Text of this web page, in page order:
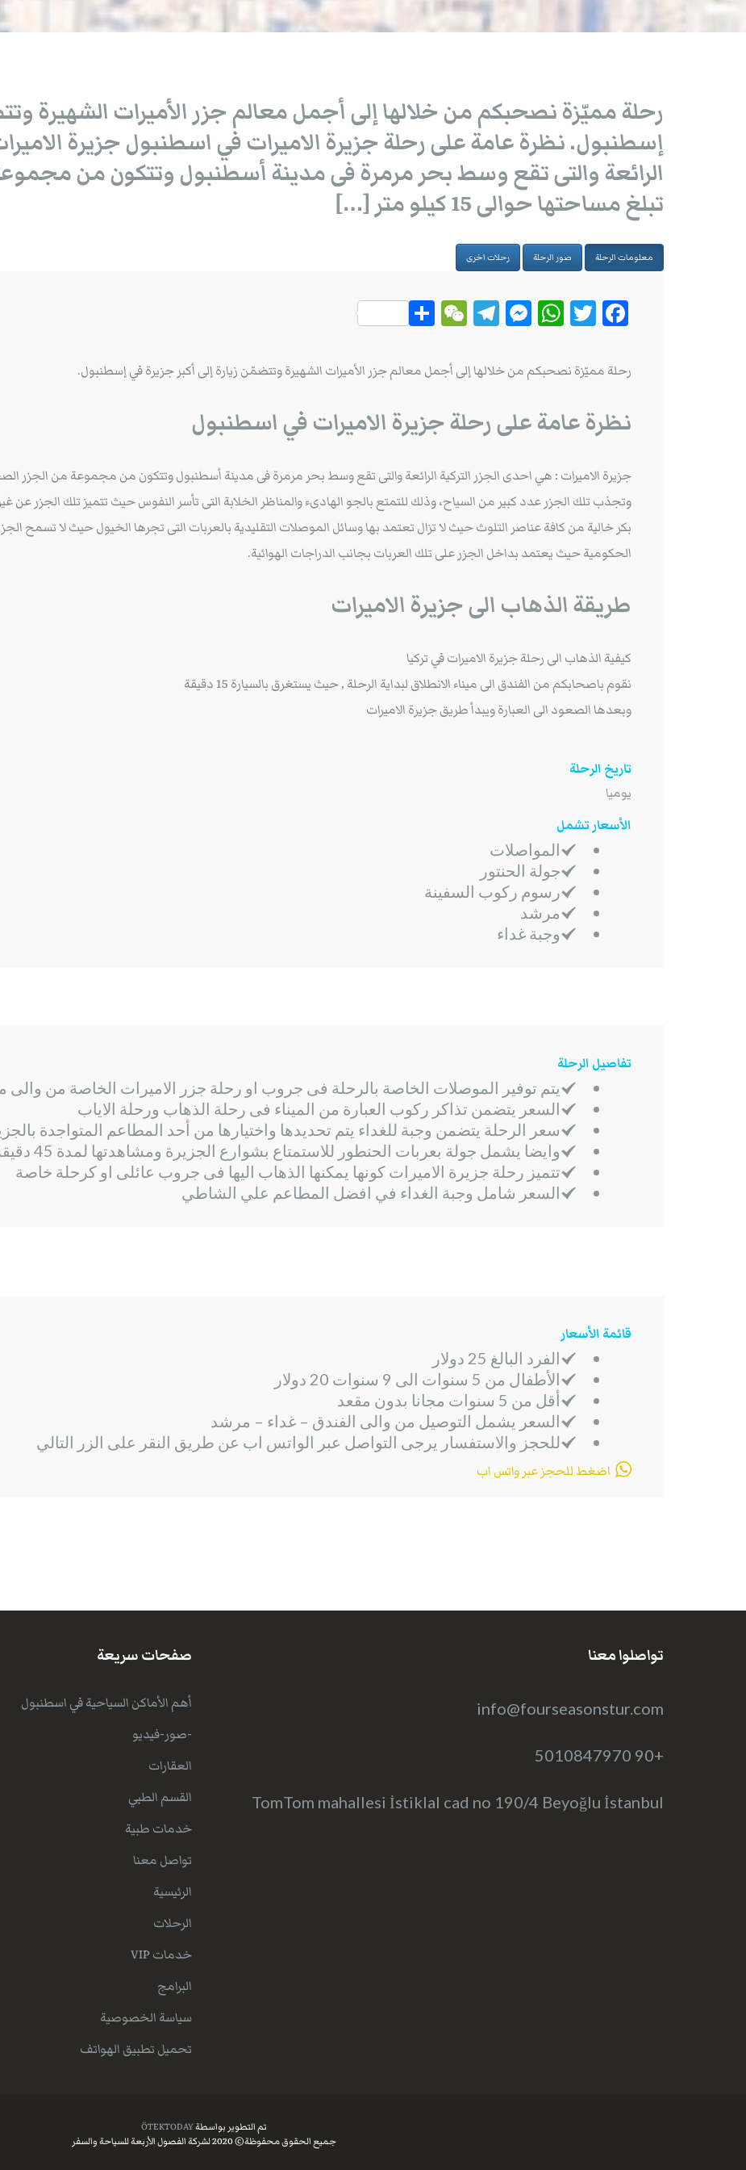
رحلة مميّزة نصحبكم من خلالها إلى أجمل معالم جزر الأميرات الشهيرة
إسطنبول. نظرة عامة على رحلة جزيرة الاميرات في اسطنبول جزيرة
الرائعة والتى تقع وسط بحر مرمرة فى مدينة أسطنبول وتتكون من
تبلغ مساحتها حوالى 15 كيلو متر […]
معلومات الرحلة صور الرحلة رحلات اخرى
Fa
bo
T
tte
W
ts
Ap
p
M
en
r
Te
ra
W
ha
Sh
e
رحلة مميّزة نصحبكم من خلالها إلى أجمل معالم جزر الأميرات الشهيرة وتتضمّن زيارة إلى أكبر جزيرة في إسطنبول.
نظرة عامة على رحلة جزيرة الاميرات في اسطنبول
وتجذب تلك الجزر عدد كبير من السياح، وذلك للتمتع بالجو الهادىء والمناظر الخلابة التى تأسر النفوس حيث تتميز تلك الجزر عن
بكر خالية من كافة عناصر التلوث حيث لا تزال تعتمد بها وسائل الموصلات التقليدية بالعربات التى تجرها الخيول حيث لا تسمح الجزر
الحكومية حيث يعتمد بداخل الجزر على تلك العربات بجانب الدراجات الهوائية.
طريقة الذهاب الى جزيرة الاميرات
كيفية الذهاب الى رحلة جزيرة الاميرات في تركيا
نقوم باصحابكم من الفندق الى ميناء الانطلاق لبداية الرحلة , حيث يستغرق بالسيارة 15 دقيقة
وبعدها الصعود الى العبارة ويبدأ طريق جزيرة الاميرات
تاريخ الرحلة
يوميا
الأسعار تشمل
المواصلات
جولة الحنتور
رسوم ركوب السفينة
مرشد
وجبة غداء
تفاصيل الرحلة
يتم توفير الموصلات الخاصة بالرحلة فى جروب او رحلة جزر الاميرات الخاصة من والى
السعر يتضمن تذاكر ركوب العبارة من الميناء فى رحلة الذهاب ورحلة الاياب
سعر الرحلة يتضمن وجبة للغداء يتم تحديدها واختيارها من أحد المطاعم المتواجدة
وايضا يشمل جولة بعربات الحنطور للاستمتاع بشوارع الجزيرة ومشاهدتها لمدة 45 دقيقة
تتميز رحلة جزيرة الاميرات كونها يمكنها الذهاب اليها فى جروب عائلى او كرحلة خاصة
السعر شامل وجبة الغداء في افضل المطاعم علي الشاطي
قائمة الأسعار
الفرد البالغ 25 دولار
الأطفال من 5 سنوات الى 9 سنوات 20 دولار
أقل من 5 سنوات مجانا بدون مقعد
السعر يشمل التوصيل من والى الفندق – غداء – مرشد
للحجز والاستفسار يرجى التواصل عبر الواتس اب عن طريق النقر على الزر التالي
اضغط للحجز عبر واتس اب
صفحات سريعة
أهم الأماكن السياحية في اسطنبول
-صور-فيديو
العقارات
القسم الطبي
خدمات طبية
تواصل معنا
الرئيسية
الرحلات
خدمات VIP
البرامج
سياسة الخصوصية
تحميل تطبيق الهواتف
تواصلوا معنا
info@fourseasonstur.com
+90 5010847970
TomTom mahallesi İstiklal cad no 190/4 Beyoğlu İstanbul
تم التطوير بواسطةÖTEKTODAY
جميع الحقوق محفوظة© 2020 لشركة الفصول الأربعة للسياحة والسفر